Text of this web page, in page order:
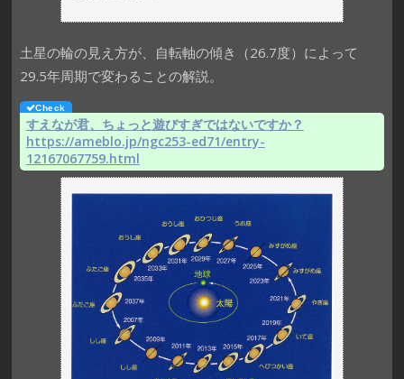
土星の輪の見え方が、自転軸の傾き（26.7度）によって
29.5年周期で変わることの解説。
すえなが君、ちょっと遊びすぎではないですか？
https://ameblo.jp/ngc253-ed71/entry-
12167067759.html